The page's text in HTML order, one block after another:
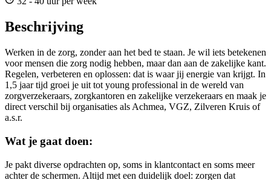
Beschrijving
Werken in de zorg, zonder aan het bed te staan. Je wil iets betekenen
voor mensen die zorg nodig hebben, maar dan aan de zakelijke kant.
Regelen, verbeteren en oplossen: dat is waar jij energie van krijgt. In
1,5 jaar tijd groei je uit tot young professional in de wereld van
zorgverzekeraars, zorgkantoren en zakelijke verzekeraars en maak je
direct verschil bij organisaties als Achmea, VGZ, Zilveren Kruis of
a.s.r.
Wat je gaat doen:
Je pakt diverse opdrachten op, soms in klantcontact en soms meer
achter de schermen. Altijd met een duidelijk doel: zorgen dat